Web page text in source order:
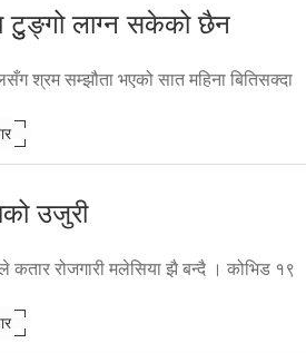
टुुङ्गो लाग्न सकेको छैन
श्रम सम्झौता भएको सात महिना बितिसक्दा
उजुरी
कतार रोजगारी मलेसिया झै बन्दै । कोभिड १९